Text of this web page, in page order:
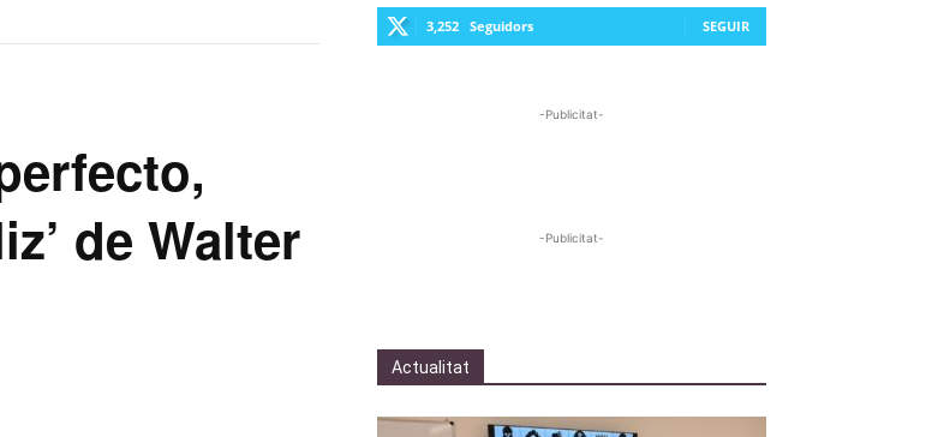
de Walter
3,252 Seguidors SEGUIR
-Publicitat-
-Publicitat-
Actualitat